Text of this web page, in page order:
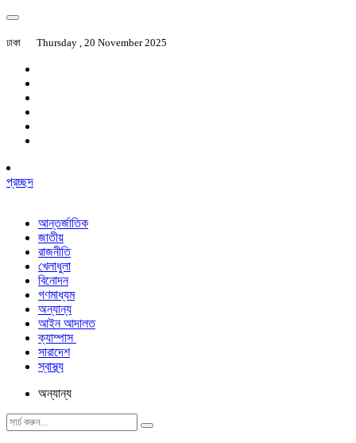
ঢাকা Thursday , 20 November 2025
প্রচ্ছদ
আন্তর্জাতিক
জাতীয়
রাজনীতি
খেলাধুলা
বিনোদন
গণমাধ্যম
অন্যান্য
আইন আদালত
ক্যাম্পাস
সারাদেশ
স্বাস্থ্য
অন্যান্য